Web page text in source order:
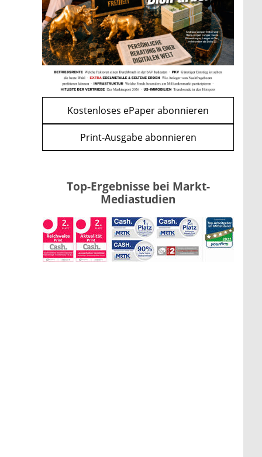
WEITERE ARTIKEL
zurückweiter
Apple-Aktie nach
Quartalszahlen: Ist der
Kursrückgang jetzt eine
Kaufchance?
mehr
Kostenloses ePaper abonnieren
Print-Ausgabe abonnieren
Top-Ergebnisse bei Markt-
Mediastudien